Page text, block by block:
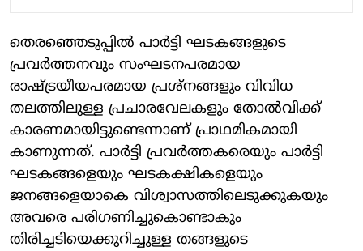
തെരഞ്ഞെടുപ്പില്‍ പാര്‍ട്ടി ഘടകങ്ങളുടെ
പ്രവര്‍ത്തനവും സംഘടനപരമായ
രാഷ്ട്രയീയപരമായ പ്രശ്‌നങ്ങളും വിവിധ
തലത്തിലുള്ള പ്രചാരവേലകളും തോല്‍വിക്ക്
കാരണമായിട്ടുണ്ടെന്നാണ് പ്രാഥമികമായി
കാണുന്നത്. പാര്‍ട്ടി പ്രവര്‍ത്തകരെയും പാര്‍ട്ടി
ഘടകങ്ങളെയും ഘടകക്ഷികളെയും
ജനങ്ങളെയാകെ വിശ്വാസത്തിലെടുക്കുകയും
അവരെ പരിഗണിച്ചുകൊണ്ടാകും
തിരിച്ചടിയെക്കുറിച്ചുള്ള തങ്ങളുടെ